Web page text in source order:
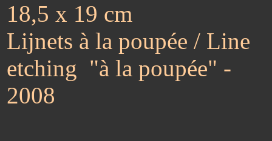
18,5 x 19 cm
Lijnets à la poupée / Line
etching "à la poupée" -
2008